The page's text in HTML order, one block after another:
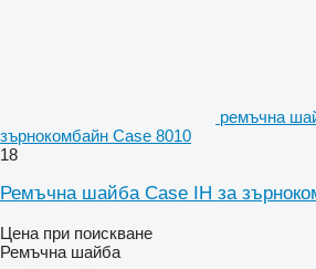
ремъчна
зърнокомбайн Case 8010
18
Ремъчна шайба Case IH за
Цена при поискване
Ремъчна шайба